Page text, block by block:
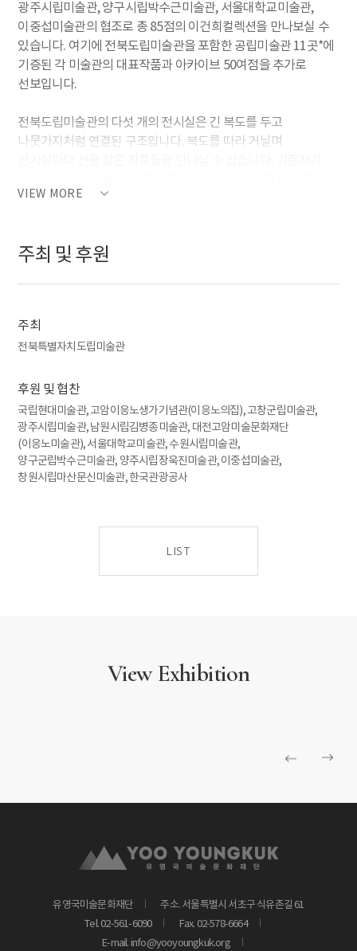
광주시립미술관, 양구시립박수근미술관, 서울대학교미술관,
이중섭미술관의 협조로 총 85점의 이건희컬렉션을 만나보실 수
있습니다. 여기에 전북도립미술관을 포함한 공립미술관 11곳*에
기증된 각 미술관의 대표작품과 아카이브 50여점을 추가로
선보입니다.
전북도립미술관의 다섯 개의 전시실은 긴 복도를 두고
나뭇가지처럼 연결된 구조입니다. 복도를 따라 거닐며
유산으로 자리 잡은 예술작품들이 주는 기쁨과 가치를 함께
*고암이응노생가기념관, 고창군립미술관, 광주시립미술관,
VIEW MORE
주최 및 후원
주최
전북특별자치도립미술관
후원 및 협찬
국립현대미술관, 고암이응노생가기념관(이응노의집), 고창군립미술관,
광주시립미술관, 남원시립김병종미술관, 대전고암미술문화재단
(이응노미술관), 서울대학교미술관, 수원시립미술관,
양구군립박수근미술관, 양주시립장욱진미술관, 이중섭미술관,
창원시립마산문신미술관, 한국관광공사
LIST
View Exhibition
유영국미술문화재단
주소. 서울특별시 서초구 식유촌길 61
Tel. 02-561-6090
Fax. 02-578-6664
E-mail. info@yooyoungkuk.org